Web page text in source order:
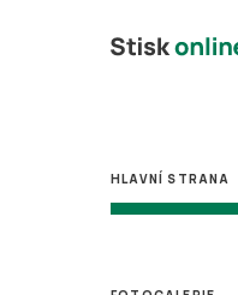
HLAVNÍ STRANA